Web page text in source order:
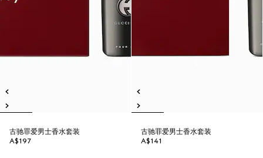
古驰罪爱男士香水套装
A$197
古驰罪爱男士香水套装
A$141